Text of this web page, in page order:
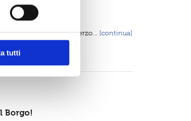
tutti
Venezia (36'09''59) e terzo... [continua]
Borgo!